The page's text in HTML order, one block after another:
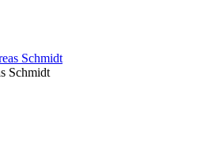
Schmidt